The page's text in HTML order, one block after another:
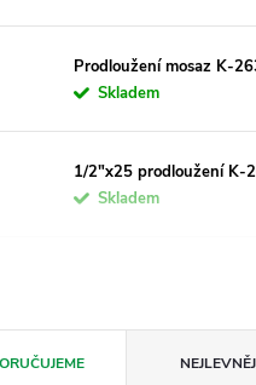
Prodloužení mosaz K-
Skladem
1/2"x25 prodloužení K-
Skladem